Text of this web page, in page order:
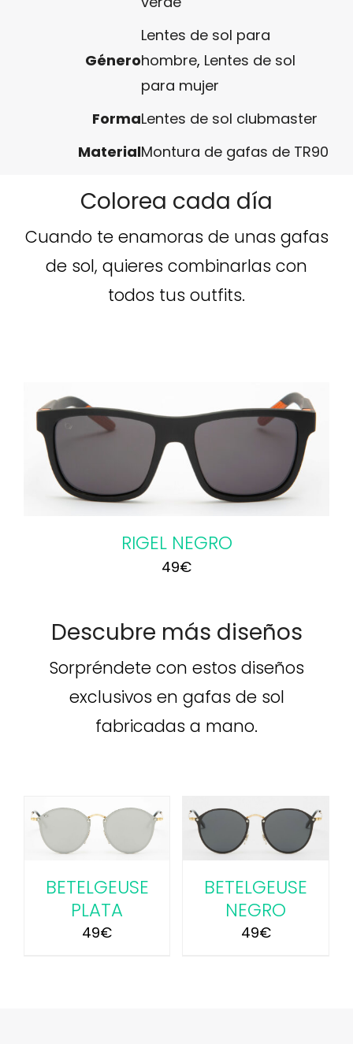
Género
Lentes de sol para
hombre, Lentes de sol
para mujer
FormaLentes de sol clubmaster
MaterialMontura de gafas de TR90
Colorea cada día
Cuando te enamoras de unas gafas
de sol, quieres combinarlas con
todos tus outfits.
RIGEL NEGRO
49€
Descubre más diseños
Sorpréndete con estos diseños
exclusivos en gafas de sol
fabricadas a mano.
BETELGEUSE
PLATA
49€
AÑADIR AL
CARRITO
DETALLES
BETELGEUSE
NEGRO
49€